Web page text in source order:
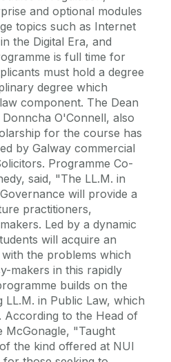
and optional modules
topics such as Internet
the Digital Era, and
is full time for
must hold a degree
degree which
component. The Dean
O'Connell, also
for the course has
by Galway commercial
Programme Co-
said, "The LL.M. in
will provide a
practitioners,
Led by a dynamic
will acquire an
the problems which
makers in this rapidly
builds on the
LL.M. in Public Law, which
According to the Head of
McGonagle, "Taught
the kind offered at NUI